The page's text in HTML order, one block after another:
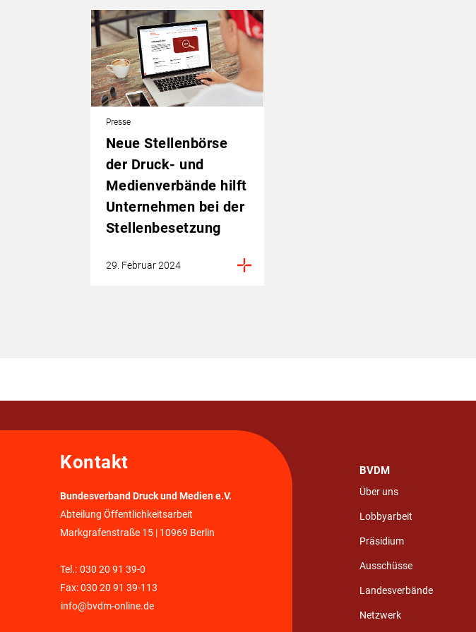
Presse
Neue Stellenbörse
der Druck- und
Medienverbände hilft
Unternehmen bei der
Stellenbesetzung
29. Februar 2024
Kontakt
Bundesverband Druck und Medien e.V.
Abteilung Öffentlichkeitsarbeit
Markgrafenstraße 15 | 10969 Berlin
Tel.: 030 20 91 39-0
Fax: 030 20 91 39-113
info@bvdm-online.de
BVDM
Über uns
Lobbyarbeit
Präsidium
Ausschüsse
Landesverbände
Netzwerk